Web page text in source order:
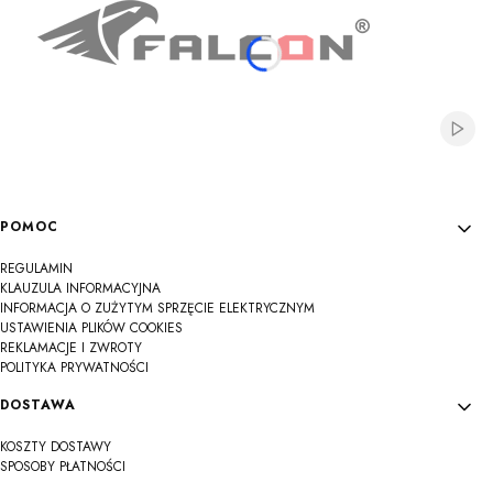
Linki w stopce
POMOC
REGULAMIN
KLAUZULA INFORMACYJNA
INFORMACJA O ZUŻYTYM SPRZĘCIE ELEKTRYCZNYM
USTAWIENIA PLIKÓW COOKIES
REKLAMACJE I ZWROTY
POLITYKA PRYWATNOŚCI
DOSTAWA
KOSZTY DOSTAWY
SPOSOBY PŁATNOŚCI